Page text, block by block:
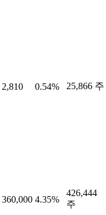
2,810 0.54% 25,866 주
360,000 4.35%
426,444
주